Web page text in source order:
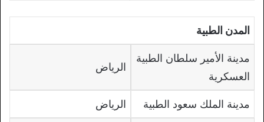
المدن الطبية
مدينة الأمير سلطان الطبية
العسكرية
الرياض
مدينة الملك سعود الطبية الرياض